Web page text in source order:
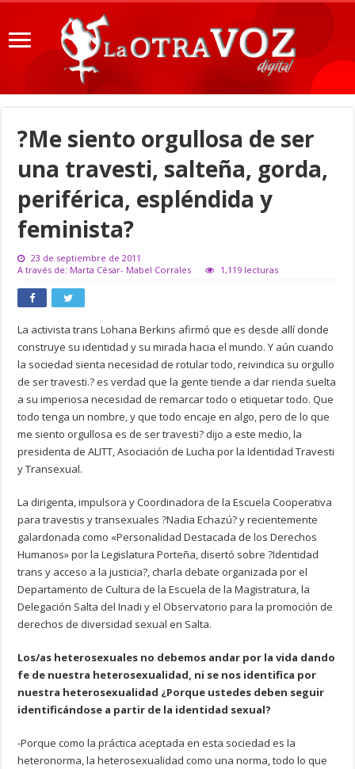
?Me siento orgullosa de ser
una travesti, salteña, gorda,
periférica, espléndida y
feminista?
23 de septiembre de 2011
A través de: Marta César- Mabel Corrales
1,119 lecturas
La activista trans Lohana Berkins afirmó que es desde allí donde
construye su identidad y su mirada hacia el mundo. Y aún cuando
la sociedad sienta necesidad de rotular todo, reivindica su orgullo
de ser travesti.? es verdad que la gente tiende a dar rienda suelta
a su imperiosa necesidad de remarcar todo o etiquetar todo. Que
todo tenga un nombre, y que todo encaje en algo, pero de lo que
me siento orgullosa es de ser travesti? dijo a este medio, la
presidenta de ALITT, Asociación de Lucha por la Identidad Travesti
y Transexual.
La dirigenta, impulsora y Coordinadora de la Escuela Cooperativa
para travestis y transexuales ?Nadia Echazú? y recientemente
galardonada como «Personalidad Destacada de los Derechos
Humanos» por la Legislatura Porteña, disertó sobre ?Identidad
trans y acceso a la justicia?, charla debate organizada por el
Departamento de Cultura de la Escuela de la Magistratura, la
Delegación Salta del Inadi y el Observatorio para la promoción de
derechos de diversidad sexual en Salta.
Los/as heterosexuales no debemos andar por la vida dando
fe de nuestra heterosexualidad, ni se nos identifica por
nuestra heterosexualidad ¿Porque ustedes deben seguir
identificándose a partir de la identidad sexual?
-Porque como la práctica aceptada en esta sociedad es la
heteronorma, la heterosexualidad como una norma, todo lo que